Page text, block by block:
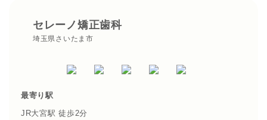
セレーノ矯正歯科
埼玉県さいたま市
最寄り駅
JR大宮駅 徒歩2分